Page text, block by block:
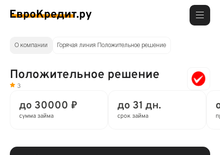
О компании Горячая линия Положительное решение
Положительное решение
3
до 30000 ₽
сумма займа
до 31 дн.
срок займа